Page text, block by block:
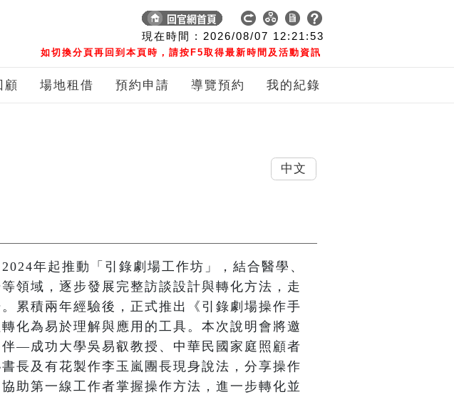
現在時間 : 2026/08/07 12:21:54
如切換分頁再回到本頁時，請按F5取得最新時間及活動資訊
顧 場地租借 預約申請 導覽預約 我的紀錄
年起推動「引錄劇場工作坊」，結合醫學、
領域，逐步發展完整訪談設計與轉化方法，走
累積兩年經驗後，正式推出《引錄劇場操作手
化為易於理解與應用的工具。本次說明會將邀
—成功大學吳易叡教授、中華民國家庭照顧者
長及有花製作李玉嵐團長現身說法，分享操作
助第一線工作者掌握操作方法，進一步轉化並